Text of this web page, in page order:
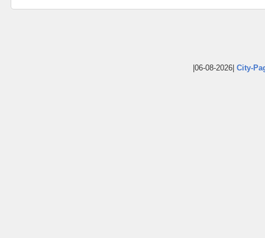
|06-08-2026| City-